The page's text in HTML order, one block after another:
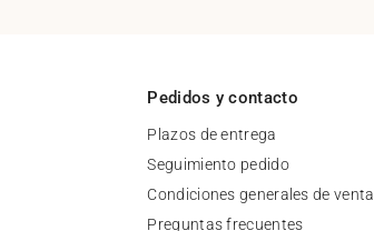
Pedidos y contacto
Plazos de entrega
Seguimiento pedido
Condiciones generales de venta
Preguntas frecuentes